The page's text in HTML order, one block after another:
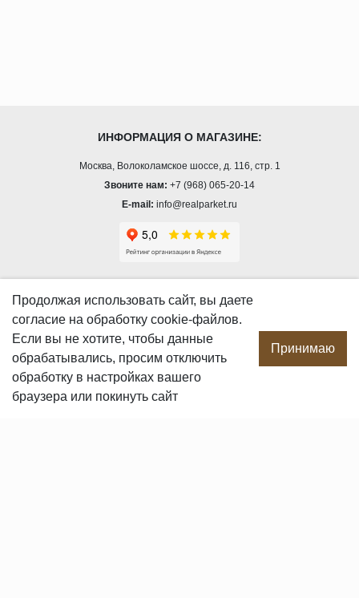
ИНФОРМАЦИЯ О МАГАЗИНЕ:
Москва, Волоколамское шоссе, д. 116, стр. 1
Звоните нам: +7 (968) 065-20-14
E-mail: info@realparket.ru
О компании
Производство
Сотрудничество
Сертификаты продукции
Вакансии
Продолжая использовать сайт, вы даете
согласие на обработку cookie-файлов.
Если вы не хотите, чтобы данные
обрабатывались, просим отключить
обработку в настройках вашего
браузера или покинуть сайт
Принимаю